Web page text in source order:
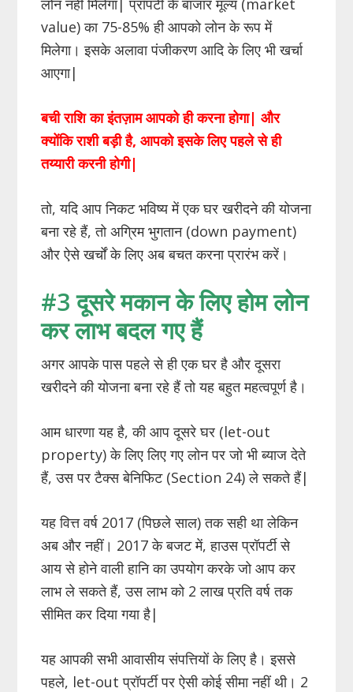
value) का 75-85% ही आपको लोन के रूप में
मिलेगा। इसके अलावा पंजीकरण आदि के लिए भी खर्चा
आएगा|
बची राशि का इंतज़ाम आपको ही करना होगा| और
क्योंकि राशी बड़ी है, आपको इसके लिए पहले से ही
तय्यारी करनी होगी|
तो, यदि आप निकट भविष्य में एक घर खरीदने की योजना
बना रहे हैं, तो अग्रिम भुगतान (down payment)
और ऐसे खर्चों के लिए अब बचत करना प्रारंभ करें।
#3 दूसरे मकानकेलिए होम लोन
कर लाभ बदल गए हैं
अगर आपके पास पहले से ही एक घर है और दूसरा
खरीदने की योजना बना रहे हैं तो यह बहुत महत्वपूर्ण है।
आम धारणा यह है, की आप दूसरे घर (let-out
property) के लिए लिए गए लोन पर जो भी ब्याज देते
हैं, उस पर टैक्स बेनिफिट (Section 24) ले सकते हैं|
यह वित्त वर्ष 2017 (पिछले साल) तक सही था लेकिन
अब और नहीं। 2017 के बजट में, हाउस प्रॉपर्टी से
आय से होने वाली हानि का उपयोग करके जो आप कर
लाभ ले सकते हैं, उस लाभ को 2 लाख प्रति वर्ष तक
सीमित कर दिया गया है|
यह आपकी सभी आवासीय संपत्तियों के लिए है। इससे
पहले, let-out प्रॉपर्टी पर ऐसी कोई सीमा नहीं थी। 2